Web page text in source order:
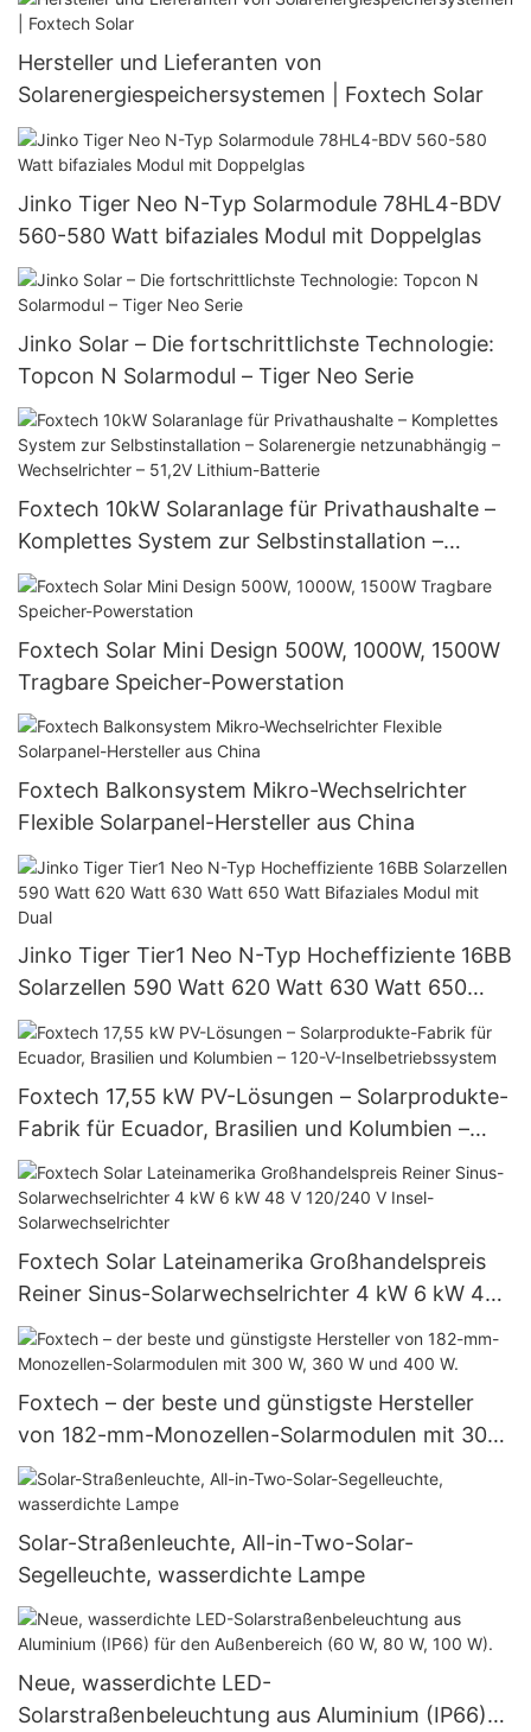
Hersteller und Lieferanten von
Solarenergiespeichersystemen | Foxtech Solar
Jinko Tiger Neo N-Typ Solarmodule 78HL4-BDV
560-580 Watt bifaziales Modul mit Doppelglas
Jinko Solar – Die fortschrittlichste Technologie:
Topcon N Solarmodul – Tiger Neo Serie
Foxtech 10kW Solaranlage für Privathaushalte –
Komplettes System zur Selbstinstallation –
Solarenergie netzunabhängig – Wechselrichter –
51,2V Lithium-Batterie
Foxtech Solar Mini Design 500W, 1000W, 1500W
Tragbare Speicher-Powerstation
Foxtech Balkonsystem Mikro-Wechselrichter
Flexible Solarpanel-Hersteller aus China
Jinko Tiger Tier1 Neo N-Typ Hocheffiziente 16BB
Solarzellen 590 Watt 620 Watt 630 Watt 650
Watt Bifaziales Modul mit Dual
Foxtech 17,55 kW PV-Lösungen – Solarprodukte-
Fabrik für Ecuador, Brasilien und Kolumbien –
120-V-Inselbetriebssystem
Foxtech Solar Lateinamerika Großhandelspreis
Reiner Sinus-Solarwechselrichter 4 kW 6 kW 48
V 120/240 V Insel-Solarwechselrichter
Foxtech – der beste und günstigste Hersteller
von 182-mm-Monozellen-Solarmodulen mit 300
W, 360 W und 400 W.
Solar-Straßenleuchte, All-in-Two-Solar-
Segelleuchte, wasserdichte Lampe
Neue, wasserdichte LED-
Solarstraßenbeleuchtung aus Aluminium (IP66)